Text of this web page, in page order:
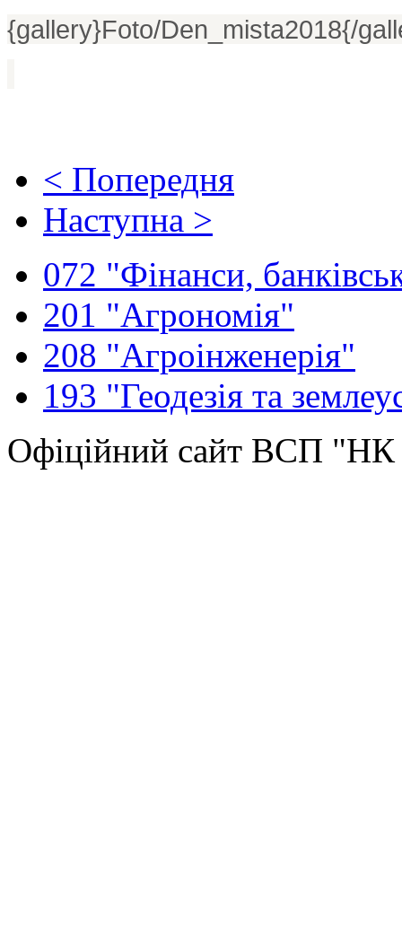
{gallery}Foto/Den_mista2018{/
< Попередня
Наступна >
072 "Фінанси,
201 "Агрономія"
208 "Агроінженерія"
193 "Геодезія та
Офіційний сайт ВСП